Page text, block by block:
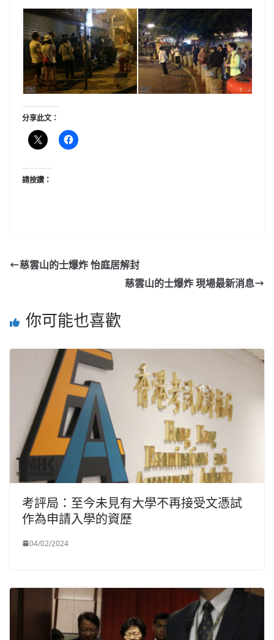
分享此文：
請按讚：
慈雲山的士爆炸 怡庭居解封
慈雲山的士爆炸 現場最新消息
你可能也喜歡
考評局：至今未見有大學不再接受文憑試
作為申請入學的資歷
04/02/2024